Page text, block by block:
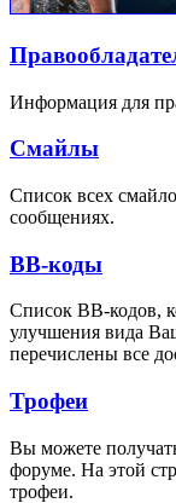
Информация для
Смайлы
Список всех
сообщениях.
BB-коды
Список BB-кодов,
улучшения вида
перечислены все
Трофеи
Вы можете
форуме. На этой
трофеи.